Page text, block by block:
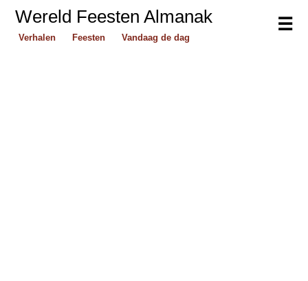
☰
Wereld Feesten Almanak
Verhalen Feesten Vandaag de dag